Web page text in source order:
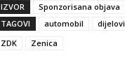
IZVOR
Sponzorisana objava
TAGOVI
automobil dijelovi
ZDK
Zenica